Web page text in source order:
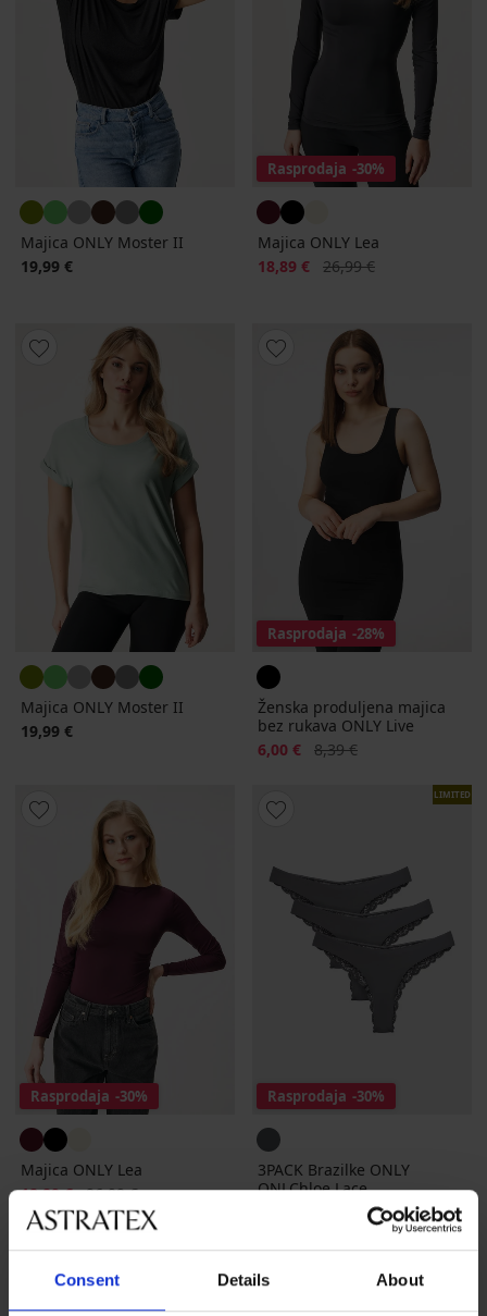
Consent Details About
Majica ONLY Moster II
19,99 €
Rasprodaja -30%
Majica ONLY Lea
Popust
18,89 € Prvobitna cijena
26,99 €
Majica ONLY Moster II
19,99 €
Rasprodaja -28%
Ženska produljena majica
bez rukava ONLY Live
Popust
6,00 € Prvobitna cijena
8,39 €
Rasprodaja -30%
Majica ONLY Lea
Popust
18,89 €Prvobitna cijena
26,99 €
LIMITED
Rasprodaja -30%
3PACK Brazilke ONLY
ONLChloe Lace
Prvobitna cijena
27,99 €